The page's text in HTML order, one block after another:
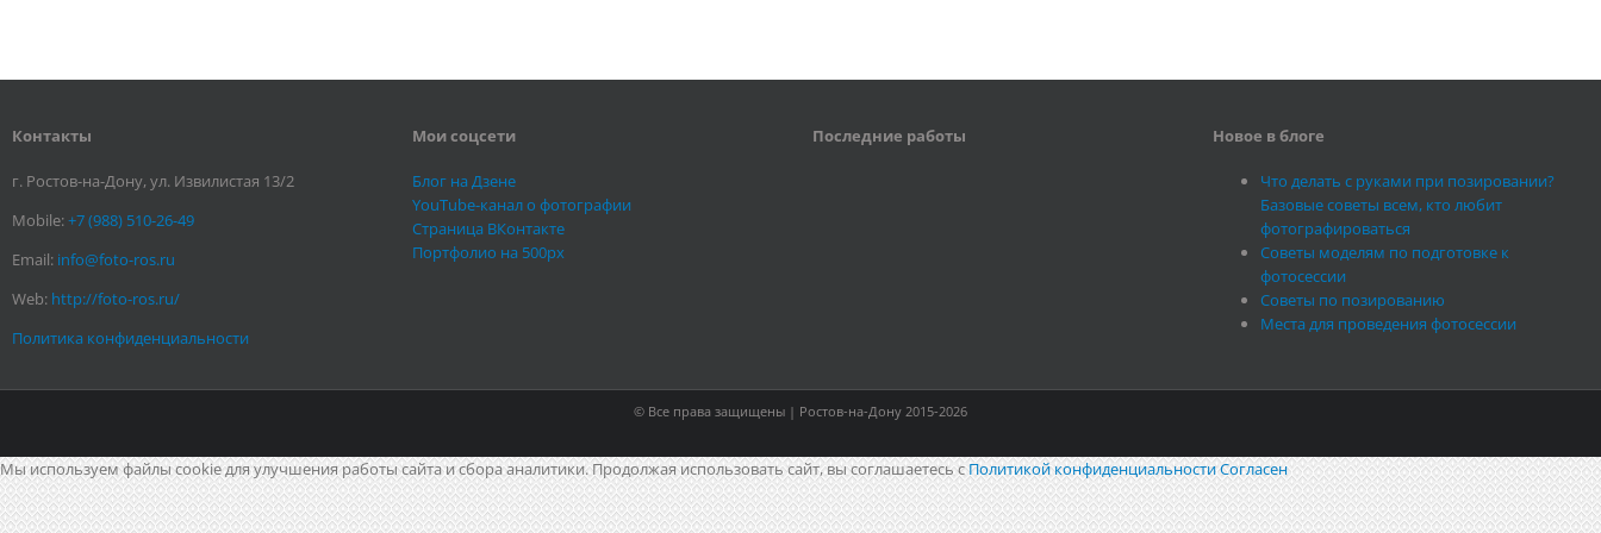
Контакты
г. Ростов-на-Дону, ул. Извилистая 13/2
Mobile:+7 (988) 510-26-49
Email: info@foto-ros.ru
Web: http://foto-ros.ru/
Политика конфиденциальности
Мои соцсети
Блог на Дзене
YouTube-канал о фотографии
Страница ВКонтакте
Портфолио на 500px
Последние работы Новое в блоге
Что делать с руками при позировании?
Базовые советы всем, кто любит
фотографироваться
Советы моделям по подготовке к
фотосессии
Советы по позированию
Места для проведения фотосессии
© Все права защищены | Ростов-на-Дону 2015-2026
Мы используем файлы cookie для улучшения работы сайта и сбора аналитики. Продолжая использовать сайт, вы соглашаетесь сПолитикой конфиденциальностиСогласен